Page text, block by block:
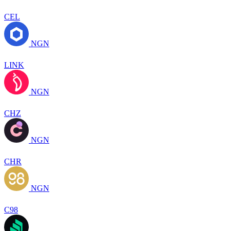
CEL
NGN
LINK
NGN
CHZ
NGN
CHR
NGN
C98